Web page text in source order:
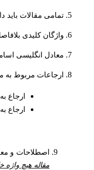
تمامی مقالات باید دارای
واژگان کلیدی بلافاصله
معادل انگلیسی
ارجاعات مربوط به
ارجاع به
ارجاع به
اصطلاحات و
مقاله هیچ واژه